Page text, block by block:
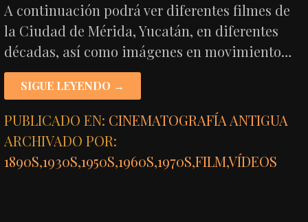
A continuación podrá ver diferentes filmes de
la Ciudad de Mérida, Yucatán, en diferentes
décadas, así como imágenes en movimiento…
SIGUE LEYENDO →
PUBLICADO EN: CINEMATOGRAFÍA ANTIGUA
ARCHIVADO POR:
1890S,1930S,1950S,1960S,1970S,FILM,VÍDEOS